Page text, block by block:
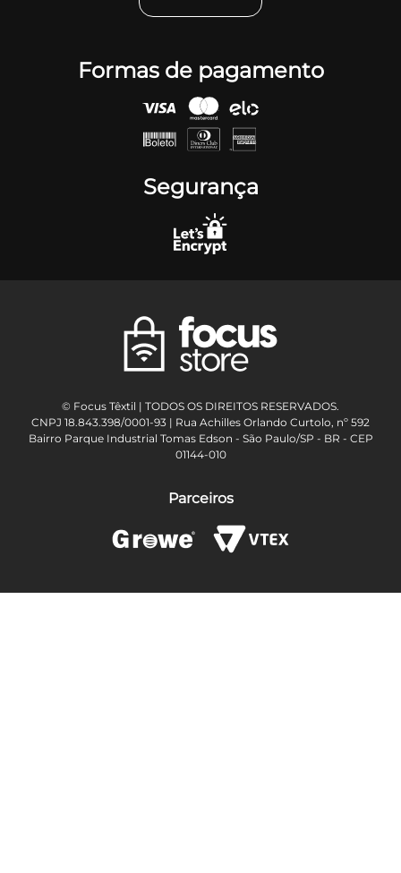
Formas de pagamento
Segurança
© Focus Têxtil | TODOS OS DIREITOS RESERVADOS.
CNPJ 18.843.398/0001-93 | Rua Achilles Orlando Curtolo, nº 592
Bairro Parque Industrial Tomas Edson - São Paulo/SP - BR - CEP
01144-010
Parceiros